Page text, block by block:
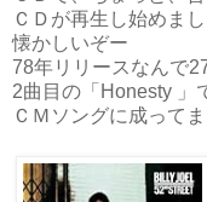
ＣＤが再生し始めまし
懐かしいぞー
78年リリースなんで
2曲目の「Honesty 」
ＣＭソングに成ってま